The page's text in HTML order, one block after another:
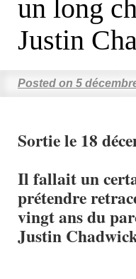
un long
Justin
Posted on 5
Sortie le 18
Il fallait un
prétendre
vingt ans du
Justin